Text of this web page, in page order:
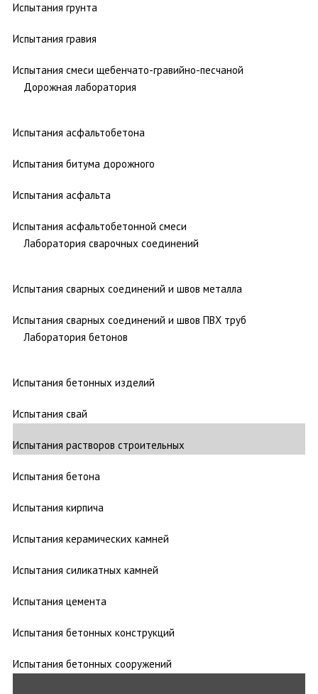
Испытания грунта
Испытания гравия
Испытания смеси щебенчато-гравийно-песчаной
Дорожная лаборатория
Испытания асфальтобетона
Испытания битума дорожного
Испытания асфальта
Испытания асфальтобетонной смеси
Лаборатория сварочных соединений
Испытания сварных соединений и швов металла
Испытания сварных соединений и швов ПВХ труб
Лаборатория бетонов
Испытания бетонных изделий
Испытания свай
Испытания растворов строительных
Испытания бетона
Испытания кирпича
Испытания керамических камней
Испытания силикатных камней
Испытания цемента
Испытания бетонных конструкций
Испытания бетонных сооружений